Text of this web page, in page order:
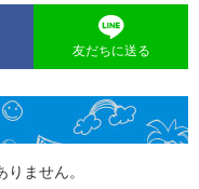
友だちに送る
ません。